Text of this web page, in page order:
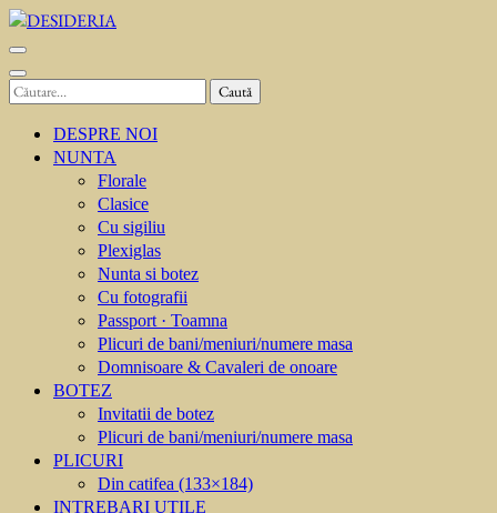
Sari
la
conținut
(apasă
Caută
DESPRE NOI
NUNTA
Florale
Clasice
Cu sigiliu
Plexiglas
Nunta si botez
Cu fotografii
Passport · Toamna
Plicuri de bani/meniuri/numere masa
Domnisoare & Cavaleri de onoare
BOTEZ
Invitatii de botez
Plicuri de bani/meniuri/numere masa
PLICURI
Din catifea (133×184)
INTREBARI UTILE